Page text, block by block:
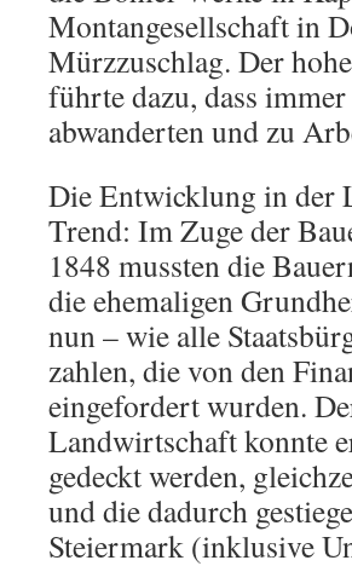
Montangesellschaft in
Mürzzuschlag. Der
führte dazu, dass
abwanderten und zu
Die Entwicklung in der
Trend: Im Zuge der
1848 mussten die
die ehemaligen
nun – wie alle
zahlen, die von den
eingefordert wurden.
Landwirtschaft konnte
gedeckt werden,
und die dadurch
Steiermark (inklusive